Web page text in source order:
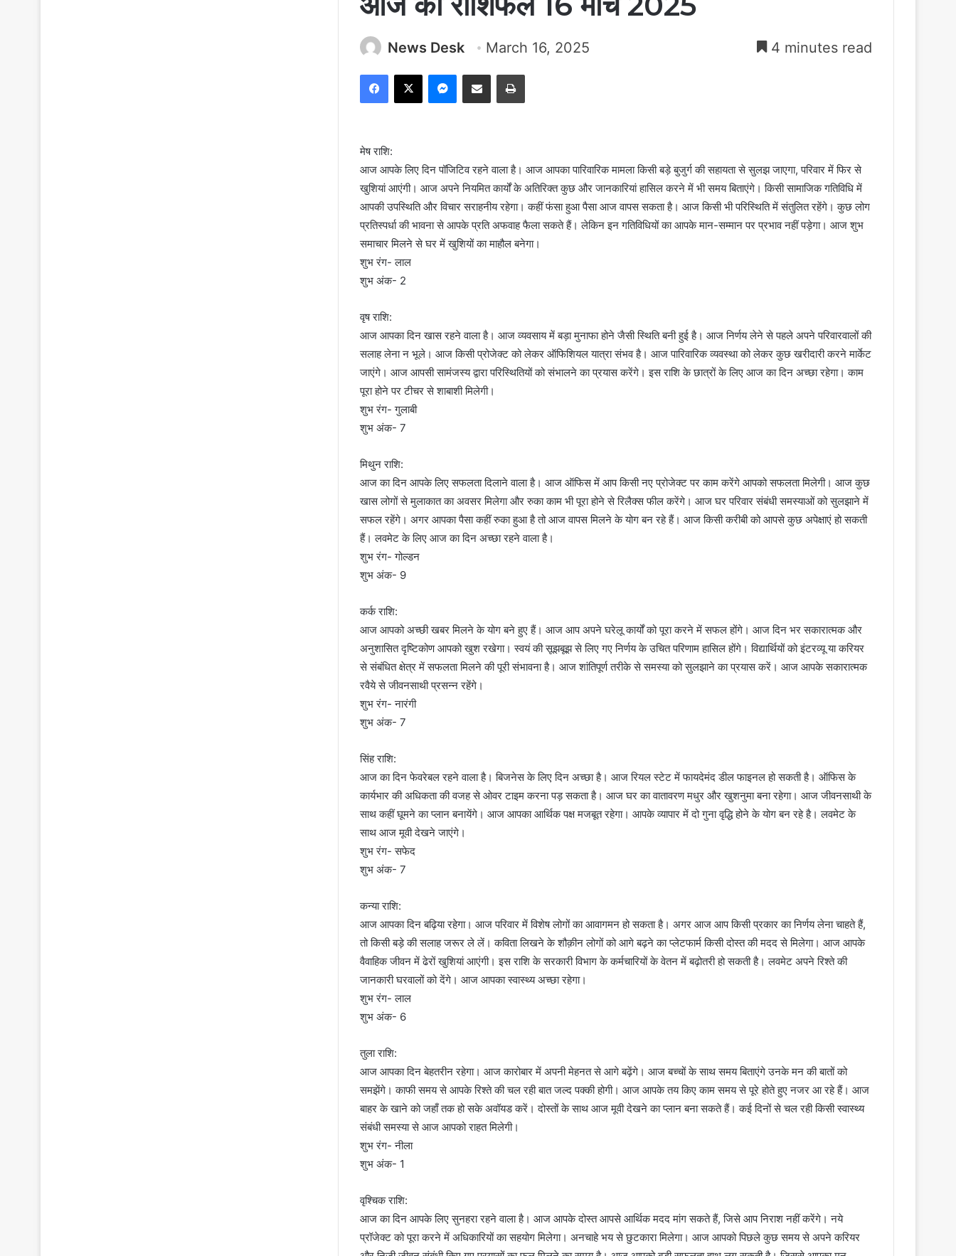
News Desk March 16, 2025 4 minutes read
Facebook
X Messenger
Share via Email Print
मेष राशि:
आज आपके लिए दिन पॉजिटिव रहने वाला है। आज आपका पारिवारिक मामला किसी बड़े बुजुर्ग की सहायता से सुलझ जाएगा, परिवार में फिर से
खुशियां आएंगी। आज अपने नियमित कार्यों के अतिरिक्त कुछ और जानकारियां हासिल करने में भी समय बिताएंगे। किसी सामाजिक गतिविधि में
आपकी उपस्थिति और विचार सराहनीय रहेगा। कहीं फंसा हुआ पैसा आज वापस सकता है। आज किसी भी परिस्थिति में संतुलित रहेंगे। कुछ लोग
प्रतिस्पर्धा की भावना से आपके प्रति अफवाह फैला सकते हैं। लेकिन इन गतिविधियों का आपके मान-सम्मान पर प्रभाव नहीं पड़ेगा। आज शुभ
समाचार मिलने से घर में खुशियों का माहौल बनेगा।
शुभ रंग- लाल
शुभ अंक- 2
वृष राशि:
आज आपका दिन खास रहने वाला है। आज व्यवसाय में बड़ा मुनाफा होने जैसी स्थिति बनी हुई है। आज निर्णय लेने से पहले अपने परिवारवालों की
सलाह लेना न भूले। आज किसी प्रोजेक्ट को लेकर ऑफिशियल यात्रा संभव है। आज पारिवारिक व्यवस्था को लेकर कुछ खरीदारी करने मार्केट
जाएंगे। आज आपसी सामंजस्य द्वारा परिस्थितियों को संभालने का प्रयास करेंगे। इस राशि के छात्रों के लिए आज का दिन अच्छा रहेगा। काम
पूरा होने पर टीचर से शाबाशी मिलेगी।
शुभ रंग- गुलाबी
शुभ अंक- 7
मिथुन राशि:
आज का दिन आपके लिए सफलता दिलाने वाला है। आज ऑफिस में आप किसी नए प्रोजेक्ट पर काम करेंगे आपको सफलता मिलेगी। आज कुछ
खास लोगों से मुलाकात का अवसर मिलेगा और रुका काम भी पूरा होने से रिलैक्स फील करेंगे। आज घर परिवार संबंधी समस्याओं को सुलझाने में
सफल रहेंगे। अगर आपका पैसा कहीं रुका हुआ है तो आज वापस मिलने के योग बन रहे हैं। आज किसी करीबी को आपसे कुछ अपेक्षाएं हो सकती
हैं। लवमेट के लिए आज का दिन अच्छा रहने वाला है।
शुभ रंग- गोल्डन
शुभ अंक- 9
कर्क राशि:
आज आपको अच्छी खबर मिलने के योग बने हुए हैं। आज आप अपने घरेलू कार्यों को पूरा करने में सफल होंगे। आज दिन भर सकारात्मक और
अनुशासित दृष्टिकोण आपको खुश रखेगा। स्वयं की सूझबूझ से लिए गए निर्णय के उचित परिणाम हासिल होंगे। विद्यार्थियों को इंटरव्यू या करियर
से संबंधित क्षेत्र में सफलता मिलने की पूरी संभावना है। आज शांतिपूर्ण तरीके से समस्या को सुलझाने का प्रयास करें। आज आपके सकारात्मक
रवैये से जीवनसाथी प्रसन्न रहेंगे।
शुभ रंग- नारंगी
शुभ अंक- 7
सिंह राशि:
आज का दिन फेवरेबल रहने वाला है। बिजनेस के लिए दिन अच्छा है। आज रियल स्टेट में फायदेमंद डील फाइनल हो सकती है। ऑफिस के
कार्यभार की अधिकता की वजह से ओवर टाइम करना पड़ सकता है। आज घर का वातावरण मधुर और खुशनुमा बना रहेगा। आज जीवनसाथी के
साथ कहीं घूमने का प्लान बनायेंगे। आज आपका आर्थिक पक्ष मजबूत रहेगा। आपके व्यापार में दो गुना वृद्धि होने के योग बन रहे है। लवमेट के
साथ आज मूवी देखने जाएंगे।
शुभ रंग- सफेद
शुभ अंक- 7
कन्या राशि:
आज आपका दिन बढ़िया रहेगा। आज परिवार में विशेष लोगों का आवागमन हो सकता है। अगर आज आप किसी प्रकार का निर्णय लेना चाहते हैं,
तो किसी बड़े की सलाह जरूर ले लें। कविता लिखने के शौक़ीन लोगों को आगे बढ़ने का प्लेटफार्म किसी दोस्त की मदद से मिलेगा। आज आपके
वैवाहिक जीवन में ढेरों खुशियां आएंगी। इस राशि के सरकारी विभाग के कर्मचारियों के वेतन में बढ़ोतरी हो सकती है। लवमेट अपने रिश्ते की
जानकारी घरवालों को देंगे। आज आपका स्वास्थ्य अच्छा रहेगा।
शुभ रंग- लाल
शुभ अंक- 6
तुला राशि:
आज आपका दिन बेहतरीन रहेगा। आज कारोबार में अपनी मेहनत से आगे बढ़ेंगे। आज बच्चों के साथ समय बिताएंगे उनके मन की बातों को
समझेंगे। काफी समय से आपके रिश्ते की चल रही बात जल्द पक्की होगी। आज आपके तय किए काम समय से पूरे होते हुए नजर आ रहे हैं। आज
बाहर के खाने को जहाँ तक हो सके अवॉयड करें। दोस्तों के साथ आज मूवी देखने का प्लान बना सकते हैं। कई दिनों से चल रही किसी स्वास्थ्य
संबंधी समस्या से आज आपको राहत मिलेगी।
शुभ रंग- नीला
शुभ अंक- 1
वृश्चिक राशि:
आज का दिन आपके लिए सुनहरा रहने वाला है। आज आपके दोस्त आपसे आर्थिक मदद मांग सकते हैं, जिसे आप निराश नहीं करेंगे। नये
प्रॉजेक्ट को पूरा करने में अधिकारियों का सहयोग मिलेगा। अनचाहे भय से छुटकारा मिलेगा। आज आपको पिछले कुछ समय से अपने करियर